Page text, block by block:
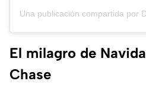
El milagro de
Chase